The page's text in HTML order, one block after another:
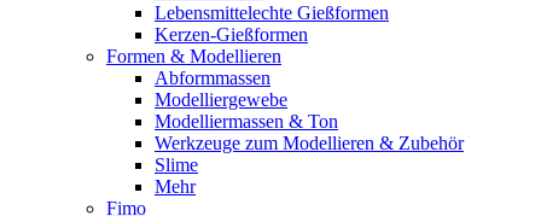
Lebensmittelechte Gießformen
Kerzen-Gießformen
Formen & Modellieren
Abformmassen
Modelliergewebe
Modelliermassen & Ton
Werkzeuge zum Modellieren & Zubehör
Slime
Mehr
Fimo